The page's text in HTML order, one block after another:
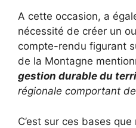
A cette occasion, a
nécessité de créer un
compte-rendu figurant
de la Montagne
gestion durable du
régionale comportant
C’est sur ces bases